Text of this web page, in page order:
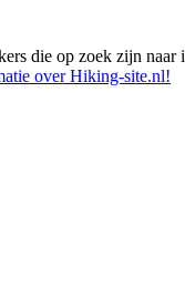
die op zoek zijn
over Hiking-site.nl!